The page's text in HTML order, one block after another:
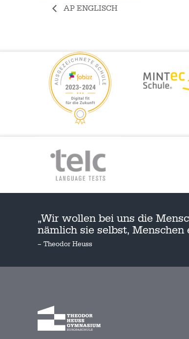
AP ENGLISCH
„Wir wollen bei uns die
nämlich sie selbst,
– Theodor Heuss